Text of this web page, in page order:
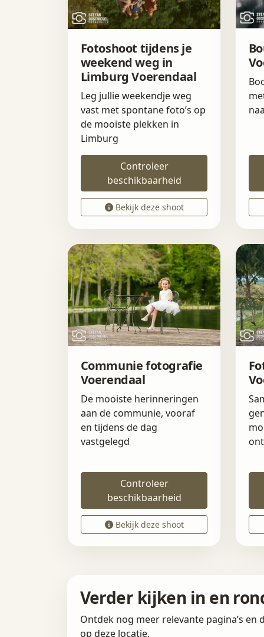
Fotoshoot tijdens je
weekend weg in
Limburg Voerendaal
Leg jullie weekendje weg
vast met spontane foto’s op
de mooiste plekken in
Limburg
Controleer
beschikbaarheid
Bekijk deze shoot
Communie fotografie
Voerendaal
De mooiste herinneringen
aan de communie, vooraf
en tijdens de dag
vastgelegd
Controleer
beschikbaarheid
Bekijk deze shoot
Verder kijken in en
Ontdek nog meer relevante pagina’s en
op deze locatie.